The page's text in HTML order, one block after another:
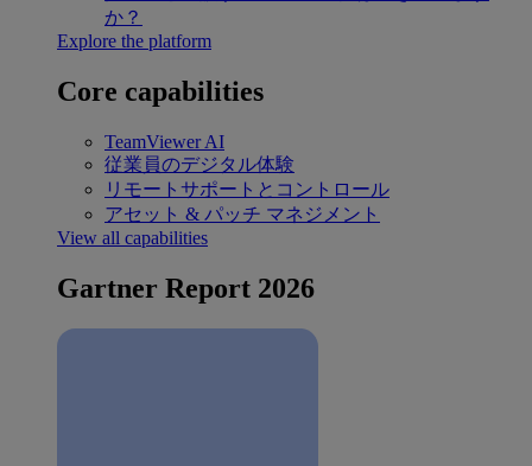
か？
Explore the platform
Core capabilities
TeamViewer AI
従業員のデジタル体験
リモートサポートとコントロール
アセット & パッチ マネジメント
View all capabilities
Gartner Report 2026